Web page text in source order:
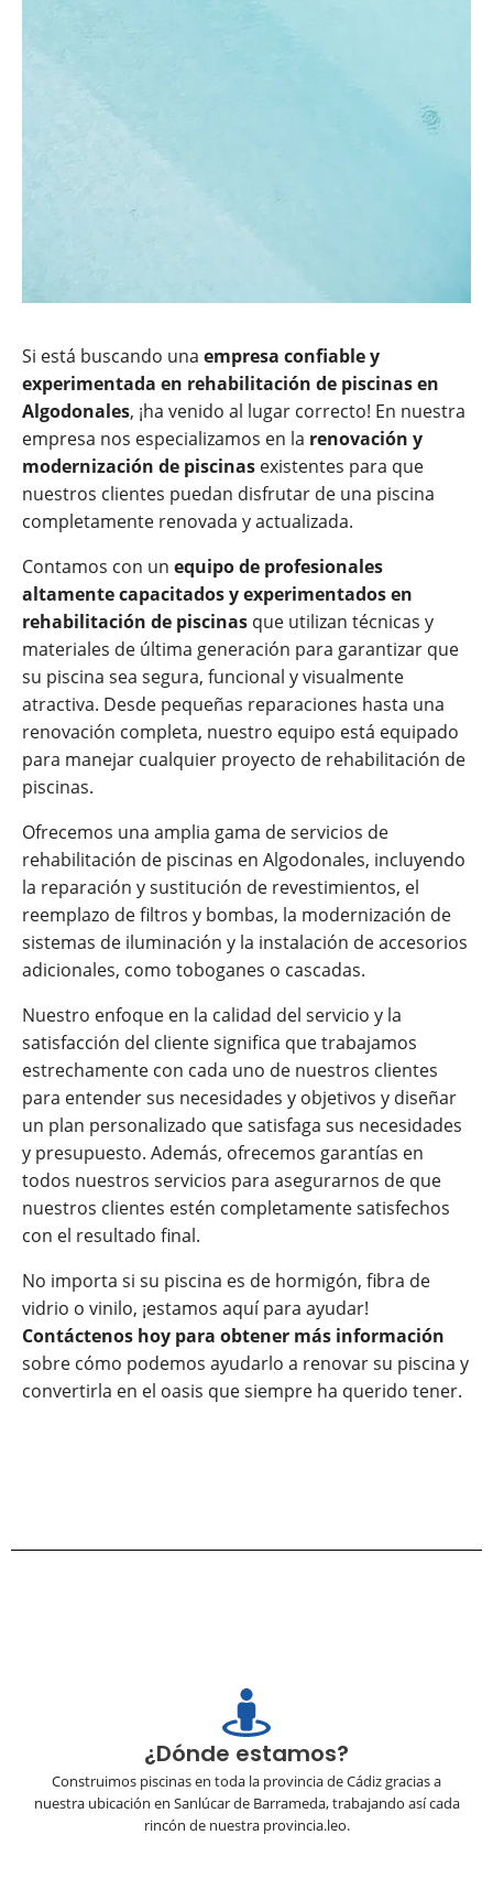
Si está buscando una empresa confiable y
experimentada en rehabilitación de piscinas en
Algodonales, ¡ha venido al lugar correcto! En nuestra
empresa nos especializamos en la renovación y
modernización de piscinas existentes para que
nuestros clientes puedan disfrutar de una piscina
completamente renovada y actualizada.
Contamos con un equipo de profesionales
altamente capacitados y experimentados en
rehabilitación de piscinas que utilizan técnicas y
materiales de última generación para garantizar que
su piscina sea segura, funcional y visualmente
atractiva. Desde pequeñas reparaciones hasta una
renovación completa, nuestro equipo está equipado
para manejar cualquier proyecto de rehabilitación de
piscinas.
Ofrecemos una amplia gama de servicios de
rehabilitación de piscinas en Algodonales, incluyendo
la reparación y sustitución de revestimientos, el
reemplazo de filtros y bombas, la modernización de
sistemas de iluminación y la instalación de accesorios
adicionales, como toboganes o cascadas.
Nuestro enfoque en la calidad del servicio y la
satisfacción del cliente significa que trabajamos
estrechamente con cada uno de nuestros clientes
para entender sus necesidades y objetivos y diseñar
un plan personalizado que satisfaga sus necesidades
y presupuesto. Además, ofrecemos garantías en
todos nuestros servicios para asegurarnos de que
nuestros clientes estén completamente satisfechos
con el resultado final.
No importa si su piscina es de hormigón, fibra de
vidrio o vinilo, ¡estamos aquí para ayudar!
Contáctenos hoy para obtener más información
sobre cómo podemos ayudarlo a renovar su piscina y
convertirla en el oasis que siempre ha querido tener.
¿Dónde estamos?
Construimos piscinas en toda la provincia de Cádiz gracias a
nuestra ubicación en Sanlúcar de Barrameda, trabajando así cada
rincón de nuestra provincia.leo.